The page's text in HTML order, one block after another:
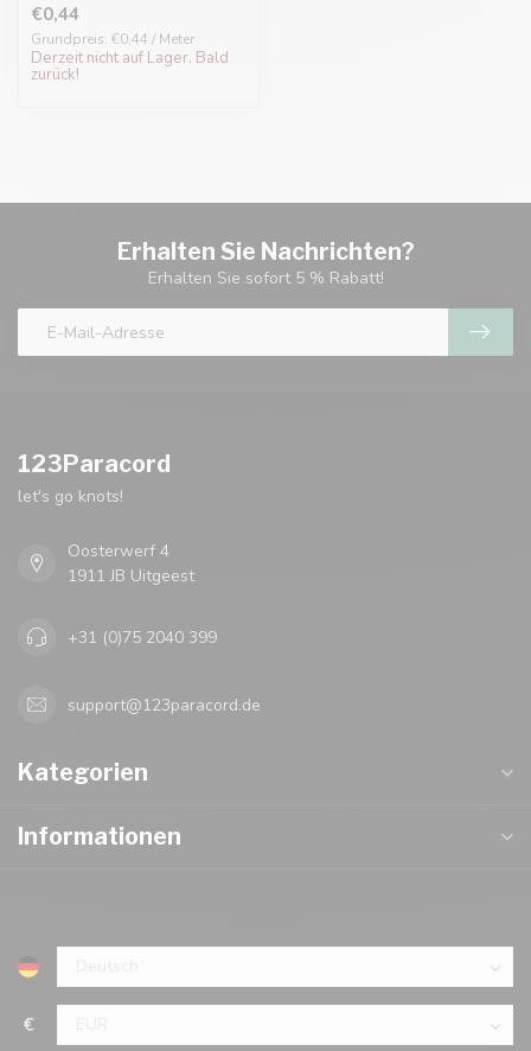
€0,44
Grundpreis: €0,44 / Meter
Derzeit nicht auf Lager. Bald
zurück!
Erhalten Sie Nachrichten?
Erhalten Sie sofort 5 % Rabatt!
123Paracord
let's go knots!
Oosterwerf 4
1911 JB Uitgeest
+31 (0)75 2040 399
support@123paracord.de
Kategorien
Informationen
€